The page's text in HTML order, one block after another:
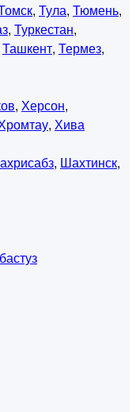
, Тула, Тюмень,
, Туркестан,
Ташкент, Термез,
, Херсон,
, Хива
, Шахтинск,